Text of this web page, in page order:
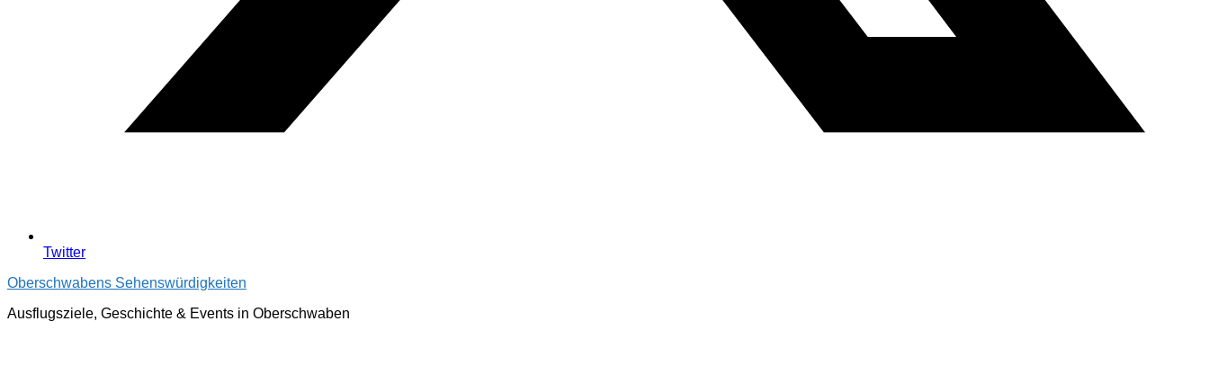
Twitter
Oberschwabens Sehenswürdigkeiten
Ausflugsziele, Geschichte & Events in Oberschwaben